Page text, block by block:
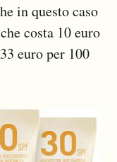
in questo caso
che costa 10 euro
euro per 100